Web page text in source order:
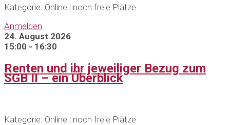
Kategorie: Online | noch freie Plätze
Anmelden
24. August 2026
15:00 - 16:30
Renten und ihr jeweiliger Bezug zum
SGB II – ein Überblick
Kategorie: Online | noch freie Plätze